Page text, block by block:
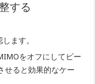
する
ます。
をオフにしてビー
せると効果的なケー